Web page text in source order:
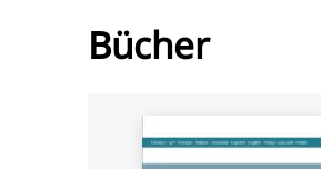
Bücher